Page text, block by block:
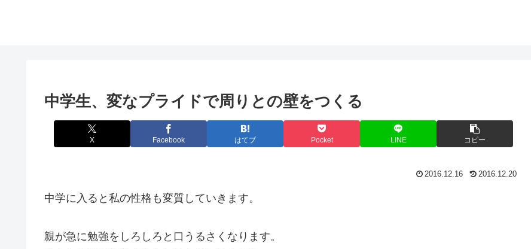
中学生、変なプライドで周りとの壁をつくる
X Facebook はてブ Pocket LINE コピー
2016.12.16 2016.12.20
中学に入ると私の性格も変質していきます。
親が急に勉強をしろしろと口うるさくなります。